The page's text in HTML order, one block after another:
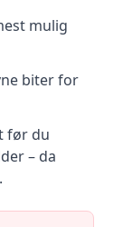
mulig
biter for
før du
– da